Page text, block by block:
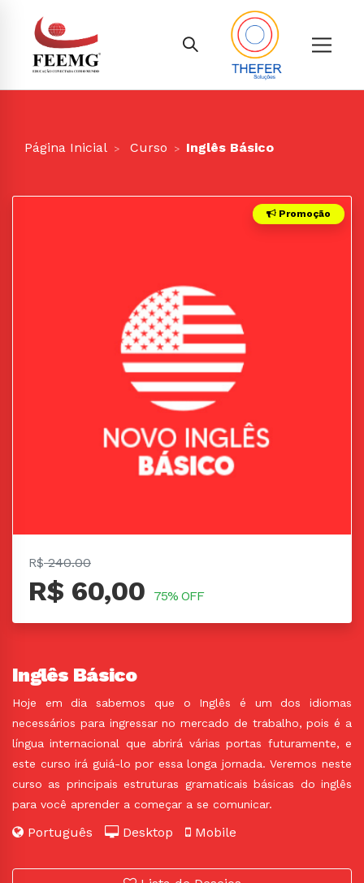
Página Inicial Curso Inglês Básico
Promoção
R$240.00
R$ 60,00 75% OFF
Inglês Básico
Hoje em dia sabemos que o Inglês é um dos idiomas
necessários para ingressar no mercado de trabalho, pois é a
língua internacional que abrirá várias portas futuramente, e
este curso irá guiá-lo por essa longa jornada. Veremos neste
curso as principais estruturas gramaticais básicas do inglês
para você aprender a começar a se comunicar.
Português Desktop Mobile